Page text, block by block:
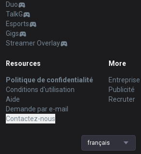
Duo
TalkG
Esports
Gigs
Streamer Overlay
Resources
Politique de confidentialité
Conditions d'utilisation
Aide
Demande par e-mail
Contactez-nous
More
Entreprise
Publicité
Recruter
français